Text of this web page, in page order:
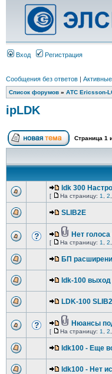
Вход Регистрация
Сообщения без ответов |
Список форумов » АТС Ericsson-
ipLDK
Страница 1
ldk 300
[ На страницу: 1 2
SLIB2E
Нет
[ На страницу: 1 2
БП
ldk-100
LDK-100
Нюансы
[ На страницу: 1 2
ldk100 - Еще
ldk100 - Нет